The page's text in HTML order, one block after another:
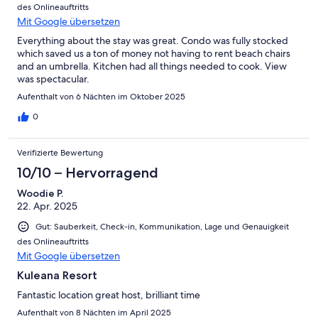
des Onlineauftritts
Mit Google übersetzen
Everything about the stay was great. Condo was fully stocked
which saved us a ton of money not having to rent beach chairs
and an umbrella. Kitchen had all things needed to cook. View
was spectacular.
Aufenthalt von 6 Nächten im Oktober 2025
0
Verifizierte Bewertung
10/10 – Hervorragend
Woodie P.
22. Apr. 2025
Gut: Sauberkeit, Check-in, Kommunikation, Lage und Genauigkeit
des Onlineauftritts
Mit Google übersetzen
Kuleana Resort
Fantastic location great host, brilliant time
Aufenthalt von 8 Nächten im April 2025